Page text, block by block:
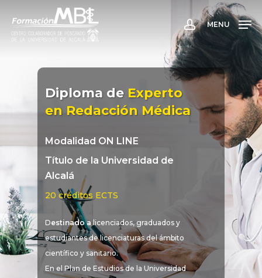
main
account
MENU
Diploma de Experto
en Redacción Médica
Modalidad ON LINE
Título de la Universidad de
Alcalá
20 créditos ECTS
Destinado a licenciados, graduados y
estudiantes de licenciaturas del ámbito
científico y sanitario.
En el Plan de Estudios de la Universidad